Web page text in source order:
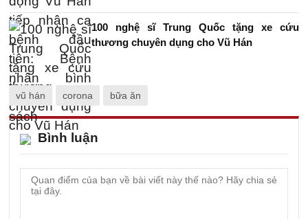
100 nghệ sĩ Trung Quốc tặng xe cứu
thương chuyên dụng cho Vũ Hán
vũ hán corona bữa ăn
Bình luận